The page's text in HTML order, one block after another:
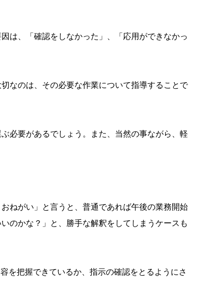
は、「確認をしなかった」、「応用ができなかっ
なのは、その必要な作業について指導することで
必要があるでしょう。また、当然の事ながら、軽
ねがい」と言うと、普通であれば午後の業務開始
のかな？」と、勝手な解釈をしてしまうケースも
を把握できているか、指示の確認をとるようにさ